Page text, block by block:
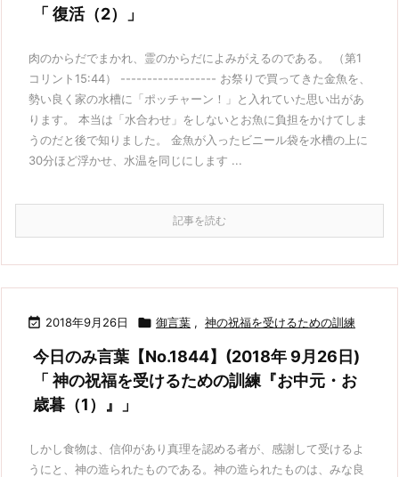
「 復活（2）」
肉のからだでまかれ、霊のからだによみがえるのである。 （第1
コリント15:44） ------------------ お祭りで買ってきた金魚を、
勢い良く家の水槽に「ポッチャーン！」と入れていた思い出があ
ります。 本当は「水合わせ」をしないとお魚に負担をかけてしま
うのだと後で知りました。 金魚が入ったビニール袋を水槽の上に
30分ほど浮かせ、水温を同じにします ...
記事を読む
 2018年9月26日  御言葉 , 神の祝福を受けるための訓練
今日のみ言葉【No.1844】(2018年 9月26日)
「 神の祝福を受けるための訓練『お中元・お
歳暮（1）』」
しかし食物は、信仰があり真理を認める者が、感謝して受けるよ
うにと、神の造られたものである。神の造られたものは、みな良